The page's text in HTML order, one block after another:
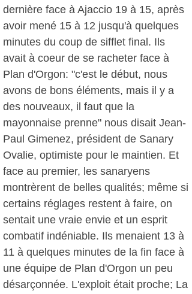
dernière face à Ajaccio 19 à 15, après
avoir mené 15 à 12 jusqu'à quelques
minutes du coup de sifflet final. Ils
avait à coeur de se racheter face à
Plan d'Orgon: "c'est le début, nous
avons de bons éléments, mais il y a
des nouveaux, il faut que la
mayonnaise prenne" nous disait Jean-
Paul Gimenez, président de Sanary
Ovalie, optimiste pour le maintien. Et
face au premier, les sanaryens
montrèrent de belles qualités; même si
certains réglages restent à faire, on
sentait une vraie envie et un esprit
combatif indéniable. Ils menaient 13 à
11 à quelques minutes de la fin face à
une équipe de Plan d'Orgon un peu
désarçonnée. L'exploit était proche; La